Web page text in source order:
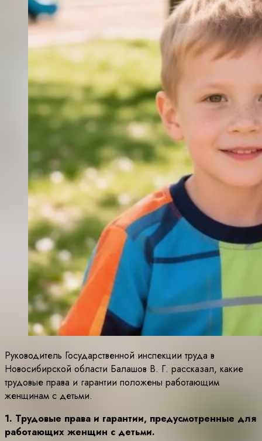
Руководитель Государственной инспекции труда в
Новосибирской области Балашов В. Г. рассказал, какие
трудовые права и гарантии положены работающим
женщинам с детьми.
1. Трудовые права и гарантии, предусмотренные для
работающих женщин с детьми.